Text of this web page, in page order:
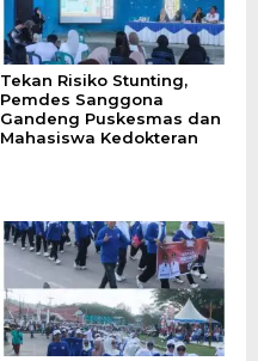
Tekan Risiko Stunting,
Pemdes Sanggona
Gandeng Puskesmas dan
Mahasiswa Kedokteran